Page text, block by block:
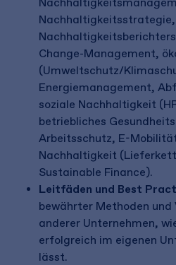
Nachhaltigkeitsstrategie,
Change-Management,
(Umweltschutz/
Energiemanagement,
soziale Nachhaltigkeit
betriebliches
Arbeitsschutz, E-
Nachhaltigkeit
Sustainable Finance).
Leitfäden und Best
bewährter Methoden und
anderer Unternehmen,
erfolgreich im eigenen
lässt.